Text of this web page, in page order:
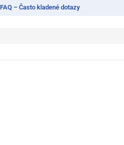
FAQ – Často kladené dotazy